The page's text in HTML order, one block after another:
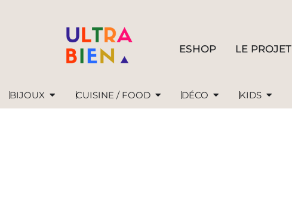
ESHOP LE PROJET
BIJOUX CUISINE / FOOD DÉCO KIDS